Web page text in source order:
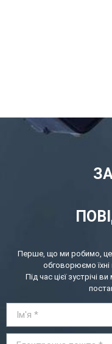
Перше, що ми робимо, це
обговорюємо їхні
Під час цієї зустрічі